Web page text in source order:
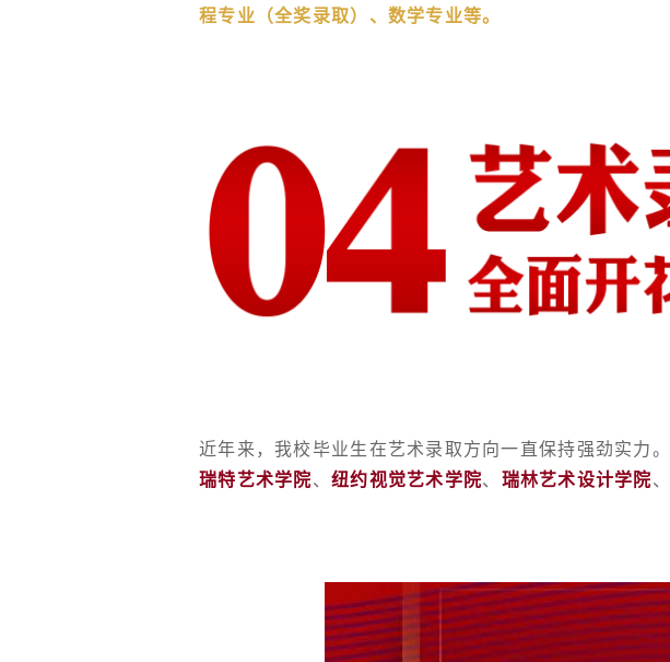
程专业（全奖录取）、数学专业等。
近年来，我校毕业生在艺术录取方向一直保持强劲实力。
瑞特艺术学院、 纽约视觉艺术学院、 瑞林艺术设计学院、